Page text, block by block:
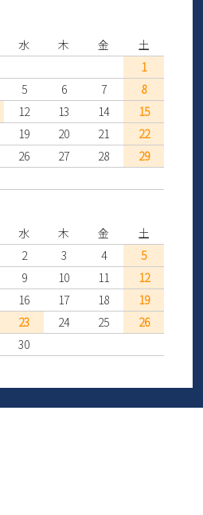
水 木 金
土
1
5 6 7
8
12 13 14
15
19 20 21
22
26 27 28
29
水 木 金
土
2 3 4
5
9 10 11
12
16 17 18
19
23 24 25
26
30